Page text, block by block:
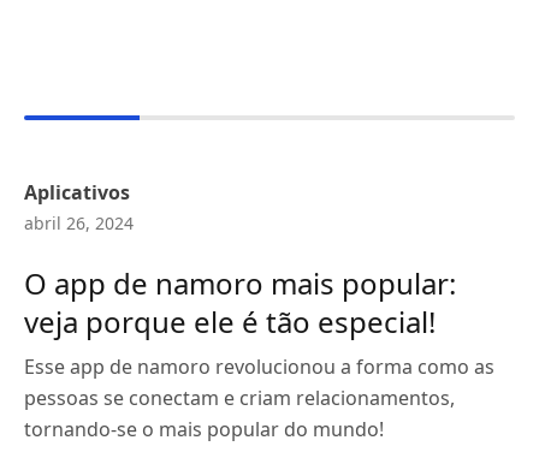
Aplicativos
abril 26, 2024
O app de namoro mais popular:
veja porque ele é tão especial!
Esse app de namoro revolucionou a forma como as
pessoas se conectam e criam relacionamentos,
tornando-se o mais popular do mundo!